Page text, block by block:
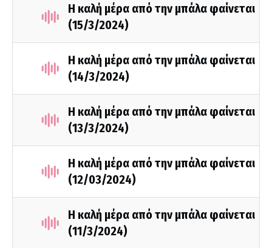
Η καλή μέρα από την μπάλα φαίνεται
(15/3/2024)
Η καλή μέρα από την μπάλα φαίνεται
(14/3/2024)
Η καλή μέρα από την μπάλα φαίνεται
(13/3/2024)
Η καλή μέρα από την μπάλα φαίνεται
(12/03/2024)
Η καλή μέρα από την μπάλα φαίνεται
(11/3/2024)